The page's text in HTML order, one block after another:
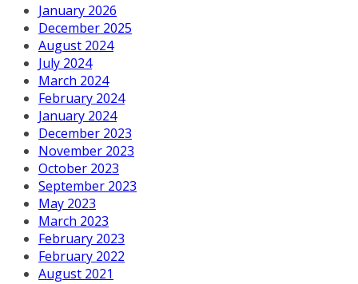
January 2026
December 2025
August 2024
July 2024
March 2024
February 2024
January 2024
December 2023
November 2023
October 2023
September 2023
May 2023
March 2023
February 2023
February 2022
August 2021